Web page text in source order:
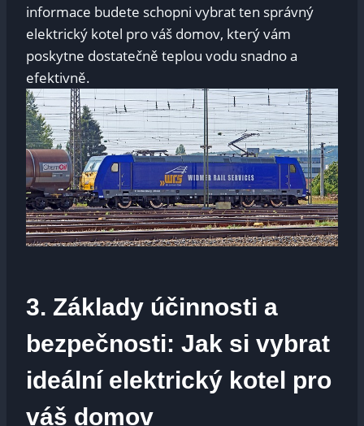
informace budete schopni vybrat ten správný
elektrický kotel pro váš domov, který vám
poskytne dostatečně teplou vodu snadno a
efektivně.
3. Základy účinnosti a
bezpečnosti: Jak si vybrat
ideální elektrický kotel pro
váš domov